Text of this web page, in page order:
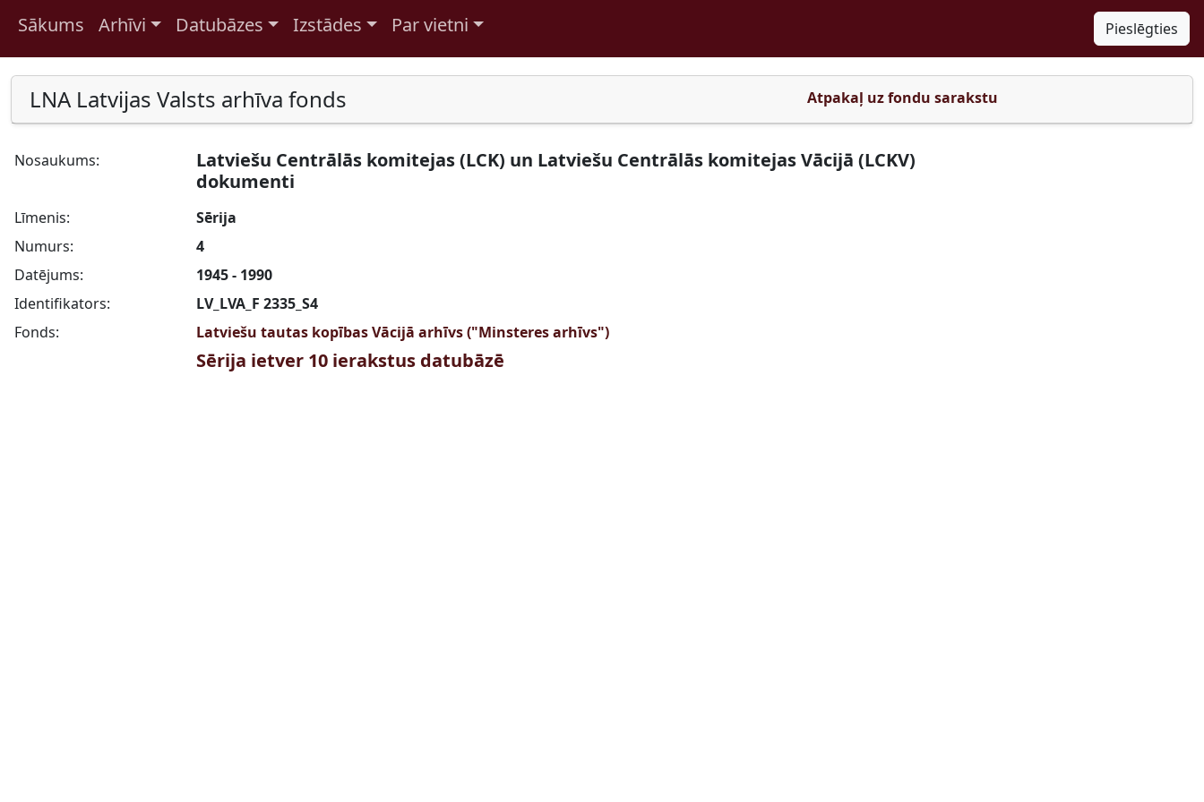
Pāriet uz saturu
Sākums Arhīvi Datubāzes Izstādes Par vietni Pieslēgties
LNA Latvijas Valsts arhīva fonds Atpakaļ uz fondu sarakstu
Nosaukums:
Latviešu Centrālās komitejas (LCK) un Latviešu Centrālās komitejas Vācijā (LCKV)
dokumenti
Līmenis:
Sērija
Numurs:
4
Datējums:
1945 - 1990
Identifikators:
LV_LVA_F 2335_S4
Fonds:
Latviešu tautas kopības Vācijā arhīvs ("Minsteres arhīvs")
Sērija ietver 10 ierakstus datubāzē